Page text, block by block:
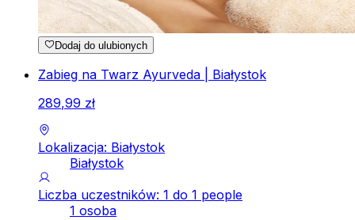
Dodaj do ulubionych
Zabieg na Twarz Ayurveda | Białystok
289,99 zł
Lokalizacja: Białystok
Białystok
Liczba uczestników: 1 do 1 people
1 osoba